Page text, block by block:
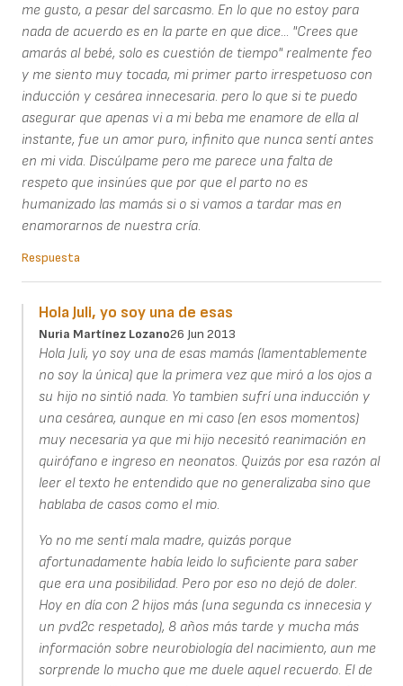
me gusto, a pesar del sarcasmo. En lo que no estoy para
nada de acuerdo es en la parte en que dice... "Crees que
amarás al bebé, solo es cuestión de tiempo" realmente feo
y me siento muy tocada, mi primer parto irrespetuoso con
inducción y cesárea innecesaria. pero lo que si te puedo
asegurar que apenas vi a mi beba me enamore de ella al
instante, fue un amor puro, infinito que nunca sentí antes
en mi vida. Discúlpame pero me parece una falta de
respeto que insinúes que por que el parto no es
humanizado las mamás si o si vamos a tardar mas en
enamorarnos de nuestra cría.
Respuesta
Hola Juli, yo soy una de esas
Nuria Martínez Lozano26 Jun 2013
Hola Juli, yo soy una de esas mamás (lamentablemente
no soy la única) que la primera vez que miró a los ojos a
su hijo no sintió nada. Yo tambien sufrí una inducción y
una cesárea, aunque en mi caso (en esos momentos)
muy necesaria ya que mi hijo necesitó reanimación en
quirófano e ingreso en neonatos. Quizás por esa razón al
leer el texto he entendido que no generalizaba sino que
hablaba de casos como el mio.
Yo no me sentí mala madre, quizás porque
afortunadamente había leido lo suficiente para saber
que era una posibilidad. Pero por eso no dejó de doler.
Hoy en día con 2 hijos más (una segunda cs innecesia y
un pvd2c respetado), 8 años más tarde y mucha más
información sobre neurobiología del nacimiento, aun me
sorprende lo mucho que me duele aquel recuerdo. El de